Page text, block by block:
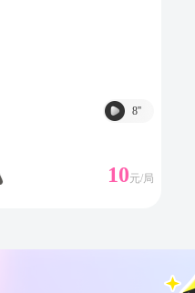
8''
10元/局